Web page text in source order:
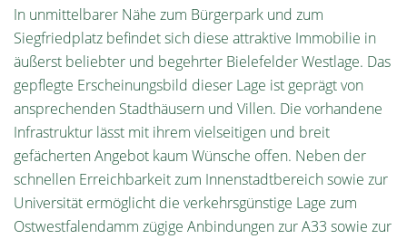
In unmittelbarer Nähe zum Bürgerpark und zum
Siegfriedplatz befindet sich diese attraktive Immobilie in
äußerst beliebter und begehrter Bielefelder Westlage. Das
gepflegte Erscheinungsbild dieser Lage ist geprägt von
ansprechenden Stadthäusern und Villen. Die vorhandene
Infrastruktur lässt mit ihrem vielseitigen und breit
gefächerten Angebot kaum Wünsche offen. Neben der
schnellen Erreichbarkeit zum Innenstadtbereich sowie zur
Universität ermöglicht die verkehrsgünstige Lage zum
Ostwestfalendamm zügige Anbindungen zur A33 sowie zur